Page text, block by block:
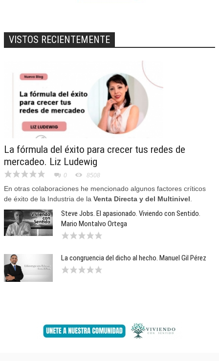
VISTOS RECIENTEMENTE
La fórmula del éxito para crecer tus redes de
mercadeo. Liz Ludewig
0 8508
En otras colaboraciones he mencionado algunos factores críticos
de éxito de la Industria de la Venta Directa y del Multinivel
Steve Jobs. El apasionado. Viviendo con Sentido.
Mario Montalvo Ortega
La congruencia del dicho al hecho. Manuel Gil Pérez